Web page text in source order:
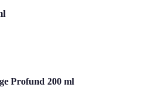
Profund 200 ml